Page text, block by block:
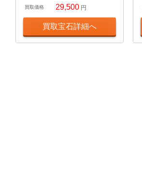
買取価格 29,500 円
買取宝石詳細へ